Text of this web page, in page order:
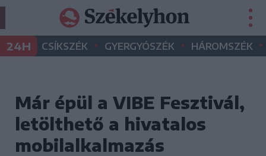
24H CSÍKSZÉK • GYERGYÓSZÉK • HÁROMSZÉK •
Már épül a VIBE Fesztivál,
letölthető a hivatalos
mobilalkalmazás